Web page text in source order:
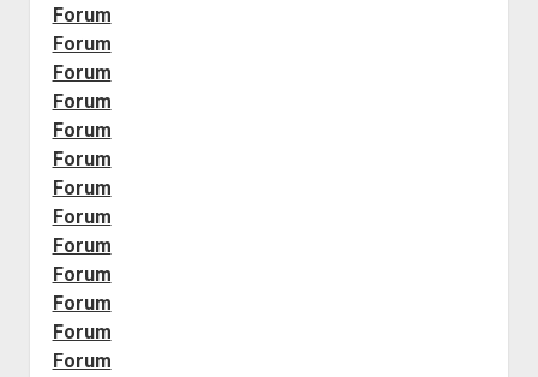
Forum
Forum
Forum
Forum
Forum
Forum
Forum
Forum
Forum
Forum
Forum
Forum
Forum